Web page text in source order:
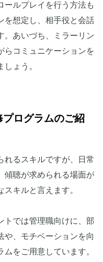
ールプレイを行う方法も
を想定し、相手役と会話
。あいづち、ミラーリン
らコミュニケーションを
ょう。
プログラムのご紹
れるスキルですが、日常
傾聴が求められる場面が
キルと言えます。
トでは管理職向けに、部
や、モチベーションを向
ムをご用意しています。